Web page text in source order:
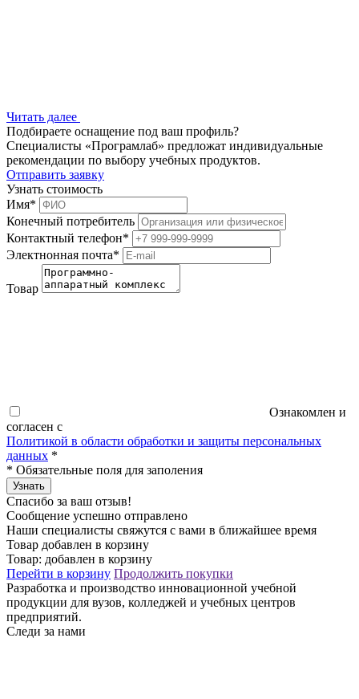
Читать далее
Подбираете оснащение под ваш профиль?
Специалисты «Програмлаб» предложат индивидуальные
рекомендации по выбору учебных продуктов.
Отправить заявку
Узнать стоимость
Имя*
Конечный потребитель
Контактный телефон*
Электнонная почта*
Товар
Ознакомлен и
согласен с
Политикой в области обработки и защиты персональных
данных *
* Обязательные поля для заполения
Узнать
Спасибо за ваш отзыв!
Сообщение успешно отправлено
Наши специалисты свяжутся с вами в ближайшее время
Товар добавлен в корзину
Товар: добавлен в корзину
Перейти в корзину Продолжить покупки
Разработка и производство инновационной учебной
продукции для вузов, колледжей и учебных центров
предприятий.
Следи за нами